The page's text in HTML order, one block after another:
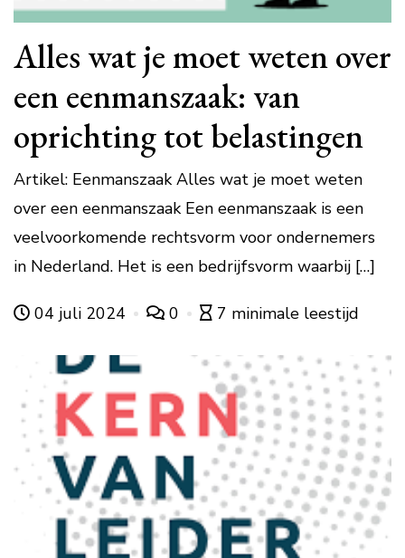
Alles wat je moet weten over
een eenmanszaak: van
oprichting tot belastingen
Artikel: Eenmanszaak Alles wat je moet weten
over een eenmanszaak Een eenmanszaak is een
veelvoorkomende rechtsvorm voor ondernemers
in Nederland. Het is een bedrijfsvorm waarbij […]
04 juli 2024 0 7 minimale leestijd